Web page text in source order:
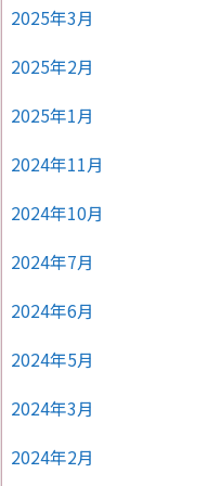
2025年3月
2025年2月
2025年1月
2024年11月
2024年10月
2024年7月
2024年6月
2024年5月
2024年3月
2024年2月